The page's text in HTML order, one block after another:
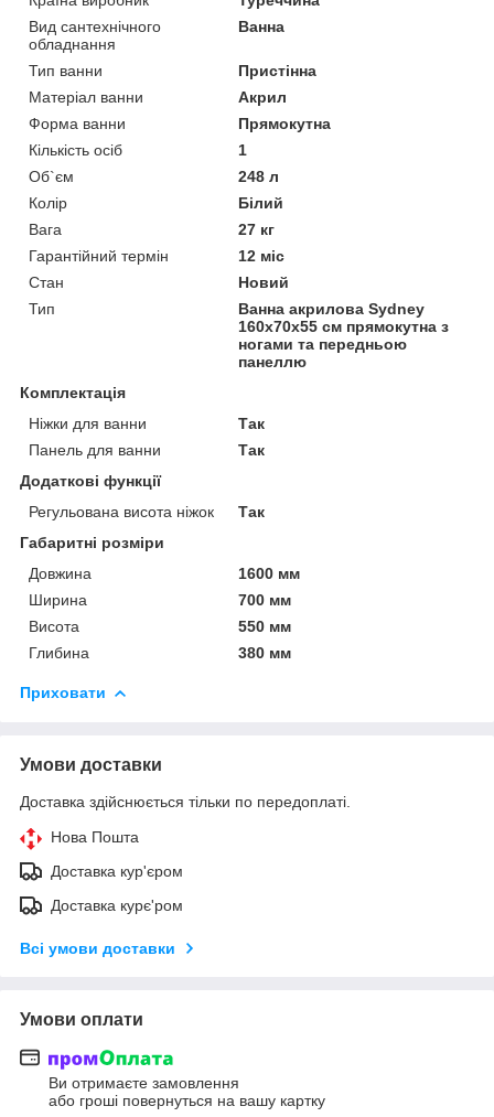
Вид сантехнічного
обладнання
Ванна
Тип ванни
Пристінна
Матеріал ванни
Акрил
Форма ванни
Прямокутна
Кількість осіб
1
Об`єм
248 л
Колір
Білий
Вага
27 кг
Гарантійний термін
12 міс
Стан
Новий
Тип
Ванна акрилова Sydney
160х70х55 см прямокутна з
ногами та передньою
панеллю
Комплектація
Ніжки для ванни
Так
Панель для ванни
Так
Додаткові функції
Регульована висота ніжок
Так
Габаритні розміри
Довжина
1600 мм
Ширина
700 мм
Висота
550 мм
Глибина
380 мм
Приховати
Умови доставки
Доставка здійснюється тільки по передоплаті.
Нова Пошта
Доставка кур'єром
Доставка курє'ром
Всі умови доставки
Умови оплати
Ви отримаєте замовлення
або гроші повернуться на вашу картку